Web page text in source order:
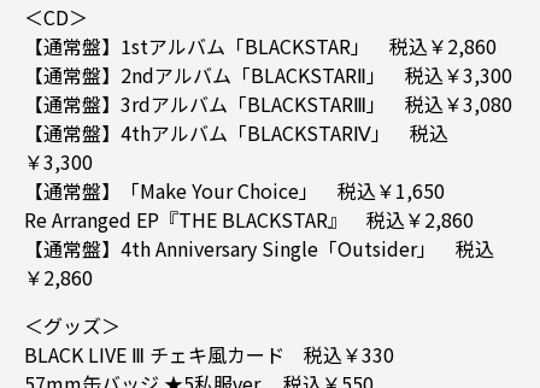
＜CD＞
【通常盤】1stアルバム「BLACKSTAR」 税込￥2,860
【通常盤】2ndアルバム「BLACKSTARⅡ」 税込￥3,300
【通常盤】3rdアルバム「BLACKSTARⅢ」 税込￥3,080
【通常盤】4thアルバム「BLACKSTARⅣ」 税込
￥3,300
【通常盤】「Make Your Choice」 税込￥1,650
Re Arranged EP『THE BLACKSTAR』 税込￥2,860
【通常盤】4th Anniversary Single「Outsider」 税込
￥2,860
＜グッズ＞
BLACK LIVE Ⅲ チェキ風カード 税込￥330